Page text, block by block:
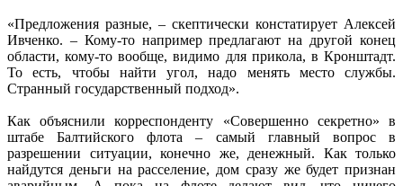
«Предложения разные, – скептически констатирует Алексей
Ивченко. – Кому-то например предлагают на другой конец
области, кому-то вообще, видимо для прикола, в Кронштадт.
То есть, чтобы найти угол, надо менять место службы.
Странный государственный подход».
Как объяснили корреспонденту «Совершенно секретно» в
штабе Балтийского флота – самый главный вопрос в
разрешении ситуации, конечно же, денежный. Как только
найдутся деньги на расселение, дом сразу же будет признан